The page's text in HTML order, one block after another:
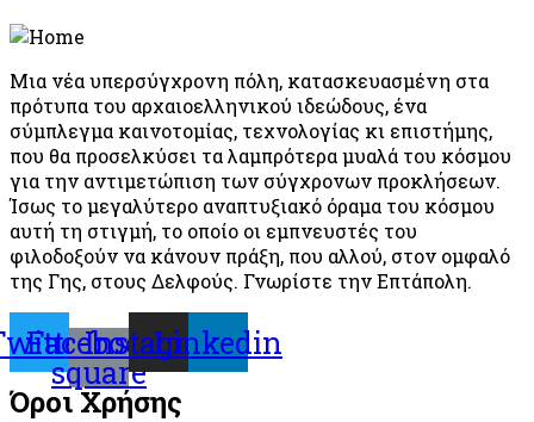
Μια νέα υπερσύγχρονη πόλη, κατασκευασμένη στα
πρότυπα του αρχαιοελληνικού ιδεώδους, ένα
σύμπλεγμα καινοτομίας, τεχνολογίας κι επιστήμης,
που θα προσελκύσει τα λαμπρότερα μυαλά του κόσμου
για την αντιμετώπιση των σύγχρονων προκλήσεων.
Ίσως το μεγαλύτερο αναπτυξιακό όραμα του κόσμου
αυτή τη στιγμή, το οποίο οι εμπνευστές του
φιλοδοξούν να κάνουν πράξη, που αλλού, στον ομφαλό
της Γης, στους Δελφούς. Γνωρίστε την Επτάπολη.
Facebook-
square
Instagram
Linkedin
Όροι Χρήσης